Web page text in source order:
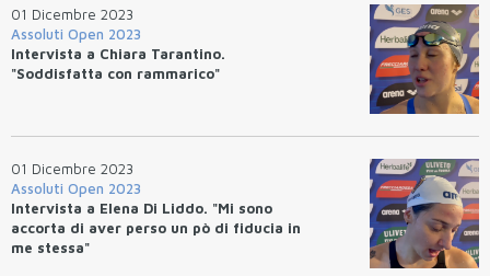
01 Dicembre 2023
Assoluti Open 2023
Intervista a Chiara Tarantino.
"Soddisfatta con rammarico"
01 Dicembre 2023
Assoluti Open 2023
Intervista a Elena Di Liddo. "Mi sono
accorta di aver perso un pò di fiducia in
me stessa"